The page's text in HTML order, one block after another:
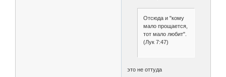
Отсюда и "кому
мало прощается,
тот мало любит".
(Лук 7:47)
это не оттуда